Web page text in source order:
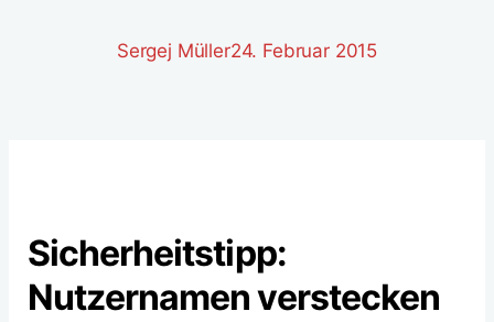
Sergej Müller24. Februar 2015
Sicherheitstipp:
Nutzernamen verstecken